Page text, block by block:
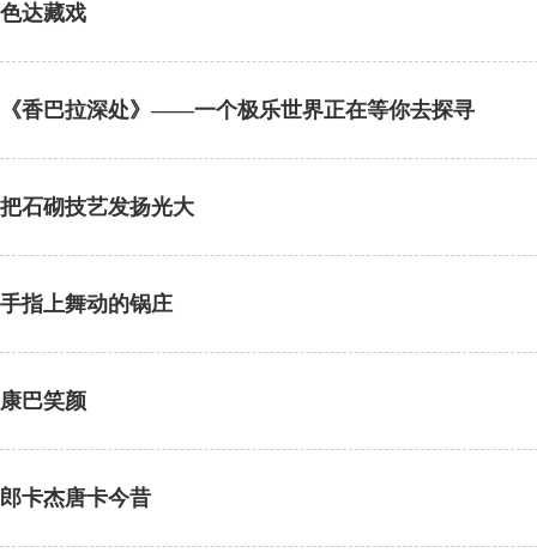
色达藏戏
《香巴拉深处》——一个极乐世界正在等你去探寻
把石砌技艺发扬光大
手指上舞动的锅庄
康巴笑颜
郎卡杰唐卡今昔